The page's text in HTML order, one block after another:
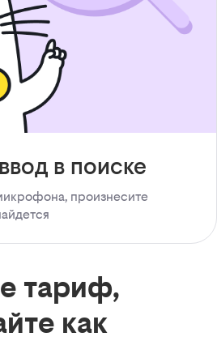
в поиске
произнесите
тариф,
как